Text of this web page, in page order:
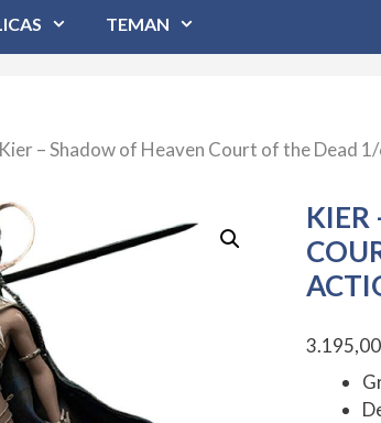
TEMAN
– Shadow of Heaven Court of the Dead
KIER
3.195,00